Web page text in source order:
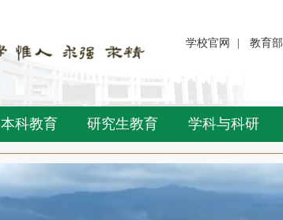
学校官网 | 教育部
本科教育 研究生教育 学科与科研